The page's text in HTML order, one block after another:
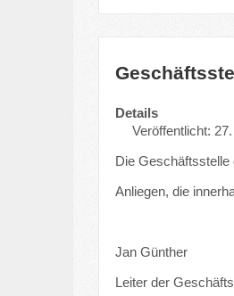
Details
Veröffentlicht:
Die Geschäftsstelle
Anliegen, die
Jan Günther
Leiter der